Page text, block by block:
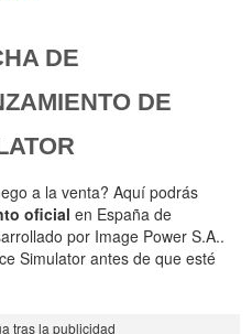
DE
DE
a la venta? Aquí podrás
oficial en España de
por Image Power S.A..
Simulator antes de que esté